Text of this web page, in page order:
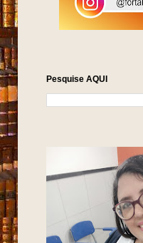
Pesquise AQUI